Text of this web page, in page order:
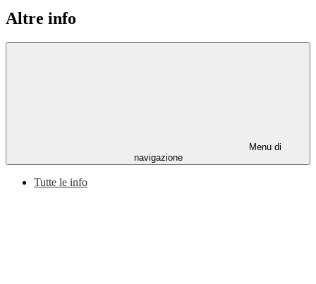
Altre info
Menu di
navigazione
Tutte le info